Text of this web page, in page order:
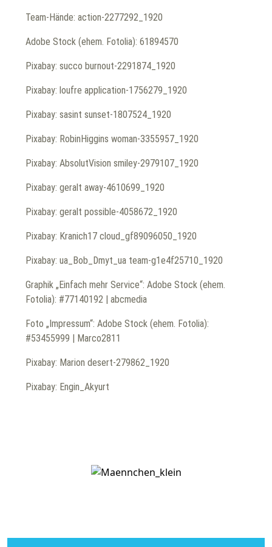
Team-Hände: action-2277292_1920
Adobe Stock (ehem. Fotolia): 61894570
Pixabay: succo burnout-2291874_1920
Pixabay: loufre application-1756279_1920
Pixabay: sasint sunset-1807524_1920
Pixabay: RobinHiggins woman-3355957_1920
Pixabay: AbsolutVision smiley-2979107_1920
Pixabay: geralt away-4610699_1920
Pixabay: geralt possible-4058672_1920
Pixabay: Kranich17 cloud_gf89096050_1920
Pixabay: ua_Bob_Dmyt_ua team-g1e4f25710_1920
Graphik „Einfach mehr Service“: Adobe Stock (ehem.
Fotolia): #77140192 | abcmedia
Foto „Impressum“: Adobe Stock (ehem. Fotolia):
#53455999 | Marco2811
Pixabay: Marion desert-279862_1920
Pixabay: Engin_Akyurt